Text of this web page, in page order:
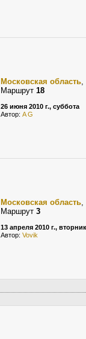
Московская область,
Маршрут 18
26 июня 2010 г., суббота
Автор: A G
Московская область,
Маршрут 3
13 апреля 2010 г., вторник
Автор: Vovik